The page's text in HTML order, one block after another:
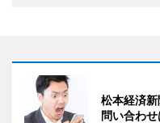
松本経済
問い合わ